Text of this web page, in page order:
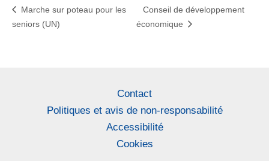
Marche sur poteau pour les
seniors (UN)
Conseil de développement
économique
Contact
Politiques et avis de non-responsabilité
Accessibilité
Cookies